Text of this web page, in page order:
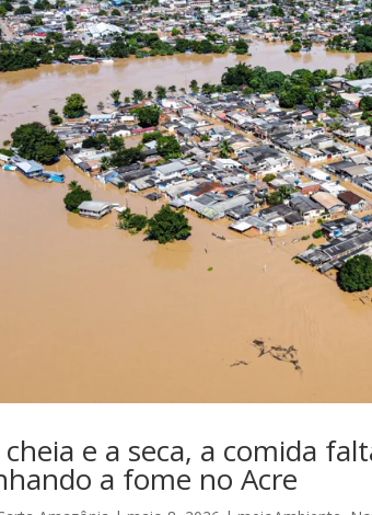
e a seca, a comida
a fome no Acre